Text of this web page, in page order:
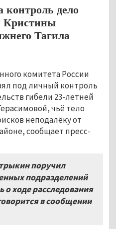
контроль дело
Кристины
Тагила
комитета России
под личный контроль
гибели 23-летней
чьё тело
неподалёку от
сообщает пресс-
поручил
подразделений
о ходе расследования
в сообщении